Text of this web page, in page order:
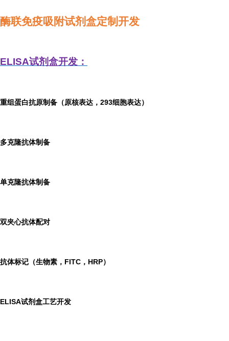
酶联免疫吸附试剂盒定制开发
ELISA试剂盒开发：
重组蛋白抗原制备（原核表达，293细胞表达）
多克隆抗体制备
单克隆抗体制备
双夹心抗体配对
抗体标记（生物素，FITC，HRP）
ELISA试剂盒工艺开发